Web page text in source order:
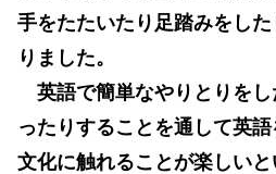
手をたたいたり足踏みをし
りました。
英語で簡単なやりとりをし
ったりすることを通して英
文化に触れることが楽しい